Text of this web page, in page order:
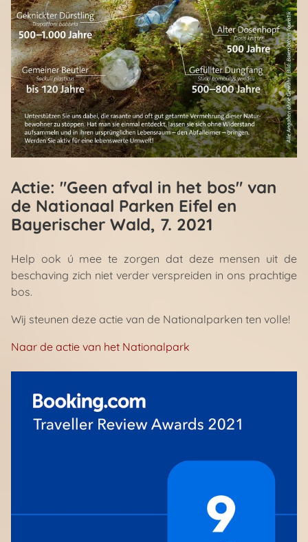
Actie: "Geen afval in het bos" van
de Nationaal Parken Eifel en
Bayerischer Wald, 7. 2021
Help ook ú mee te zorgen dat deze mensen uit de
beschaving zich niet verder verspreiden in ons prachtige
bos.
Wij steunen deze actie van de Nationalparken ten volle!
Naar de actie van het Nationalpark